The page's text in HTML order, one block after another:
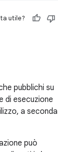
utile?
pubblichi su
di esecuzione
a seconda
può